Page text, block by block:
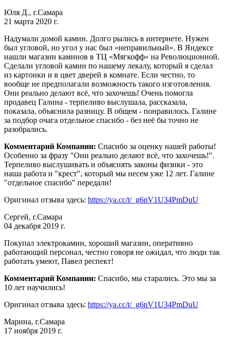
Юля Д., г.Самара
21 марта 2020 г.
Надумали домой камин. Долго рылись в интернете. Нужен
был угловой, но угол у нас был «неправильный». В Яндексе
нашли магазин каминов в ТЦ «Мягкофф» на Революционной.
Сделали угловой камин по нашему лекалу, который я сделал
из картонки и в цвет дверей в комнате. Если честно, то
вообще не предполагали возможность такого изготовления.
Они реально делают всё, что захочешь! Очень помогла
продавец Галина - терпеливо выслушала, рассказала,
показала, объяснила разницу. В общем - понравилось. Галине
за подбор очага отдельное спасибо - без неё бы точно не
разобрались.
Комментарий Компании: Спасибо за оценку нашей работы!
Особенно за фразу "Они реально делают всё, что захочешь!".
Терпеливо выслушивать и объяснять законы физики - это
наша работа и "крест", который мы несем уже 12 лет. Галине
"отдельное спасибо" передали!
Оригинал отзыва здесь: https://ya.cc/t/_g6nV1U34PmDuU
Сергей, г.Самара
04 декабря 2019 г.
Покупал электрокамин, хороший магазин, оперативно
работающий персонал, честно говоря не ожидал, что люди так
работать умеют, Павел респект!
Комментарий Компании: Спасибо, мы старались. Это мы за
10 лет научились!
Оригинал отзыва здесь: https://ya.cc/t/_g6nV1U34PmDuU
Марина, г.Самара
17 ноября 2019 г.